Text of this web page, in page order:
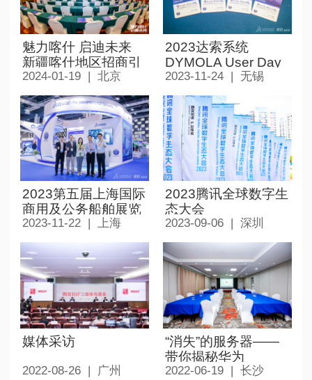
魅力喀什 启迪未来
新疆喀什地区招商引
资推介会
2024-01-19 | 北京
2023达索系统
DYMOLA User Day
2023-11-24 | 无锡
2023第五届上海国际
商用及公务船舶展览
会 达索系统展台
2023-11-22 | 上海
2023腾讯全球数字生
态大会
2023-09-06 | 深圳
媒体采访
2022-08-26 | 广州
“消失”的服务器——
带你揭秘华为
Serverless-长沙站
2022-06-19 | 长沙